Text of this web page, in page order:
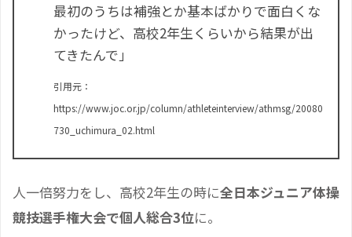
最初のうちは補強とか基本ばかりで面白くな
かったけど、高校2年生くらいから結果が出
てきたんで」
引用元：
https://www.joc.or.jp/column/athleteinterview/athmsg/20080
730_uchimura_02.html
人一倍努力をし、高校2年生の時に全日本ジュニア体操
競技選手権大会で個人総合3位に。